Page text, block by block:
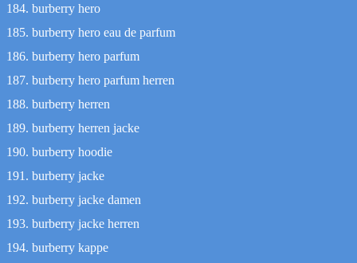
burberry hero
burberry hero eau de parfum
burberry hero parfum
burberry hero parfum herren
burberry herren
burberry herren jacke
burberry hoodie
burberry jacke
burberry jacke damen
burberry jacke herren
burberry kappe